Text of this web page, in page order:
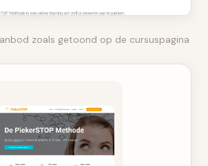
zoals getoond op de cursuspagina